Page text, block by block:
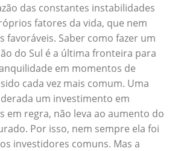
das constantes instabilidades
fatores da vida, que nem
favoráveis. Saber como fazer um
do Sul é a última fronteira para
em momentos de
cada vez mais comum. Uma
um investimento em
em regra, não leva ao aumento do
Por isso, nem sempre ela foi
investidores comuns. Mas a